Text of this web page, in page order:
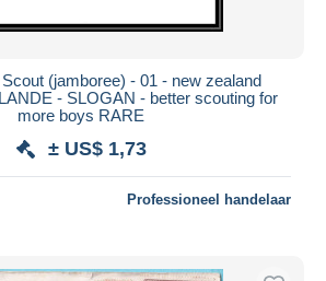
uren
US$
(jamboree) - 01 - new zealand
- SLOGAN - better scouting for
more boys RARE
± US$ 1,73
Professioneel handelaar